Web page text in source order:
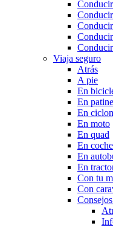
Viaja seguro
Atrás
A pie
En
En
En
En moto
En quad
En coche
En
En
Con tu
Con